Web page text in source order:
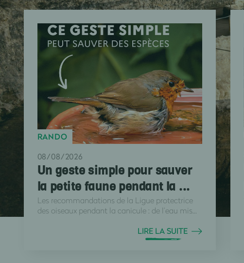
RANDO
08/08/2026
Un geste simple pour sauver
la petite faune pendant la ...
Les recommandations de la Ligue protectrice
des oiseaux pendant la canicule : de l’eau mis...
LIRE LA SUITE